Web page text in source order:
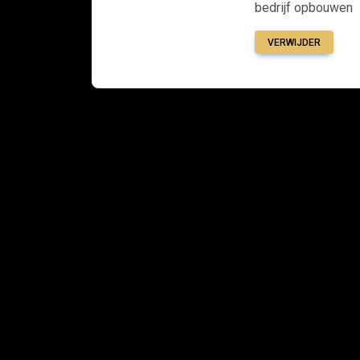
bedrijf opbouwen
VERWIJDER